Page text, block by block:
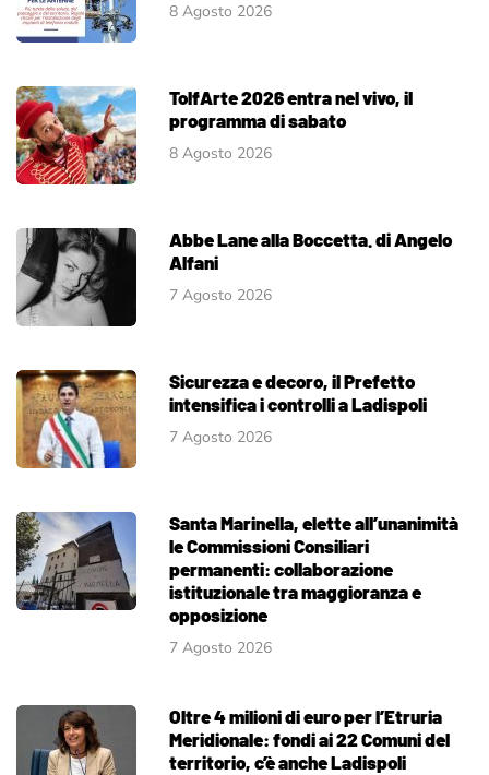
8 Agosto 2026
TolfArte 2026 entra nel vivo, il
programma di sabato
8 Agosto 2026
Abbe Lane alla Boccetta. di Angelo
Alfani
7 Agosto 2026
Sicurezza e decoro, il Prefetto
intensifica i controlli a Ladispoli
7 Agosto 2026
Santa Marinella, elette all’unanimità
le Commissioni Consiliari
permanenti: collaborazione
istituzionale tra maggioranza e
opposizione
7 Agosto 2026
Oltre 4 milioni di euro per l’Etruria
Meridionale: fondi ai 22 Comuni del
territorio, c’è anche Ladispoli